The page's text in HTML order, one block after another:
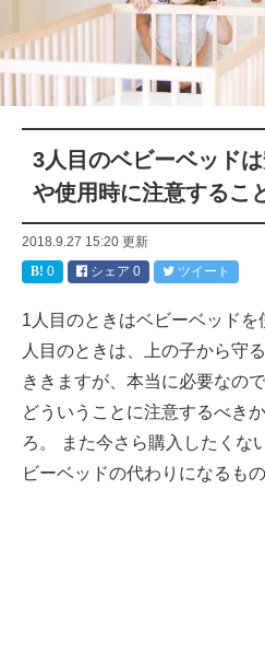
3人目のベビーベッド
や使用時に注意するこ
2018.9.27 15:20 更新
0
シェア 0 ツイート
1人目のときはベビーベッド
人目のときは、上の子から守
ききますが、本当に必要なの
どういうことに注意するべき
ろ。 また今さら購入したくな
ビーベッドの代わりになるも